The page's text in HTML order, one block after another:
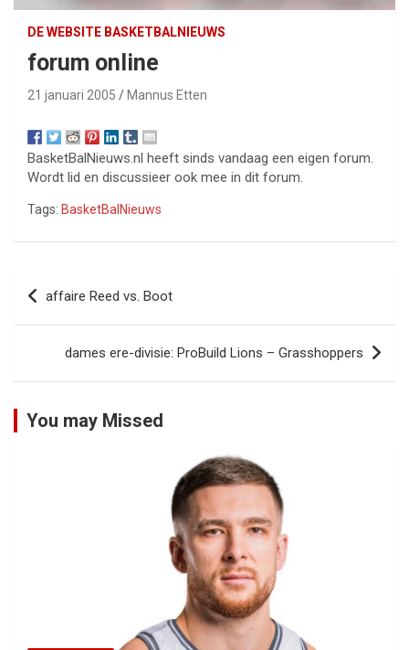
DE WEBSITE BASKETBALNIEUWS
forum online
21 januari 2005 Mannus Etten
BasketBalNieuws.nl heeft sinds vandaag een eigen forum.
Wordt lid en discussieer ook mee in dit forum.
Tags: BasketBalNieuws
Bericht
navigatie
affaire Reed vs. Boot
dames ere-divisie: ProBuild Lions – Grasshoppers
You may Missed